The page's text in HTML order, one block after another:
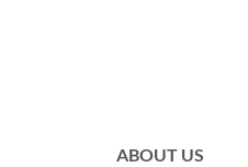
ABOUT US